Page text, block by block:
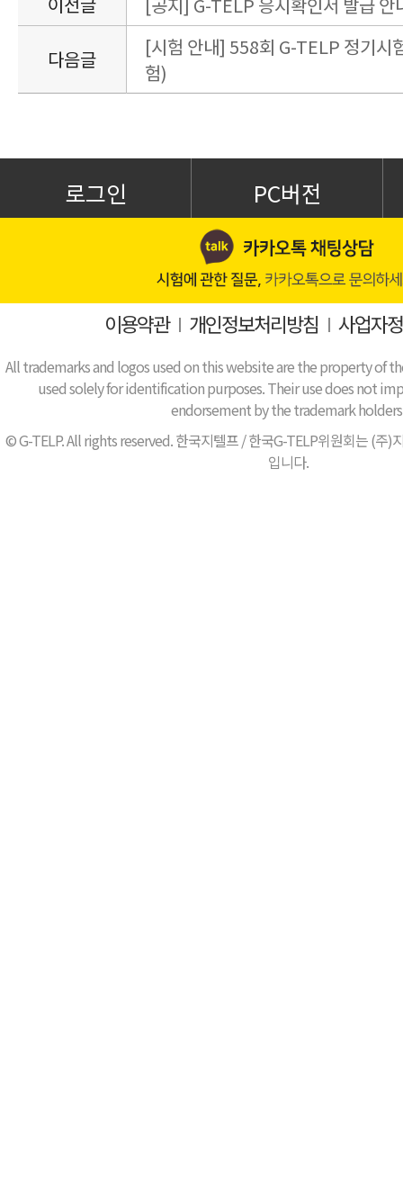
다음글
[시험 안내] 558회 G-TELP 정기
험)
로그인 PC버전
이용약관I 개인정보처리방침 I 사업자
All trademarks and logos used on this website are the property of
used solely for identification purposes. Their use does not
endorsement by the trademark
© G-TELP. All rights reserved. 한국지텔프 / 한국G-TELP위원회는 (주)
입니다.